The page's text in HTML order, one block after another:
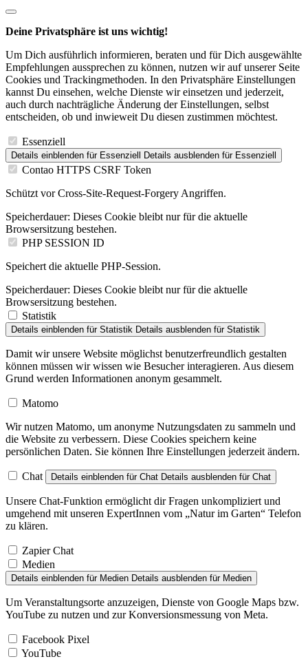
Deine Privatsphäre ist uns wichtig!
Um Dich ausführlich informieren, beraten und für Dich ausgewählte
Empfehlungen aussprechen zu können, nutzen wir auf unserer Seite
Cookies und Trackingmethoden. In den Privatsphäre Einstellungen
kannst Du einsehen, welche Dienste wir einsetzen und jederzeit,
auch durch nachträgliche Änderung der Einstellungen, selbst
entscheiden, ob und inwieweit Du diesen zustimmen möchtest.
Essenziell
Details einblenden für Essenziell Details ausblenden für Essenziell
Contao HTTPS CSRF Token
Schützt vor Cross-Site-Request-Forgery Angriffen.
Speicherdauer: Dieses Cookie bleibt nur für die aktuelle
Browsersitzung bestehen.
PHP SESSION ID
Speichert die aktuelle PHP-Session.
Speicherdauer: Dieses Cookie bleibt nur für die aktuelle
Browsersitzung bestehen.
Statistik
Details einblenden für Statistik Details ausblenden für Statistik
Damit wir unsere Website möglichst benutzerfreundlich gestalten
können müssen wir wissen wie Besucher interagieren. Aus diesem
Grund werden Informationen anonym gesammelt.
Matomo
Wir nutzen Matomo, um anonyme Nutzungsdaten zu sammeln und
die Website zu verbessern. Diese Cookies speichern keine
persönlichen Daten. Sie können Ihre Einstellungen jederzeit ändern.
Chat Details einblenden für Chat Details ausblenden für Chat
Unsere Chat-Funktion ermöglicht dir Fragen unkompliziert und
umgehend mit unseren ExpertInnen vom „Natur im Garten“ Telefon
zu klären.
Zapier Chat
Medien
Details einblenden für Medien Details ausblenden für Medien
Um Veranstaltungsorte anzuzeigen, Dienste von Google Maps bzw.
YouTube zu nutzen und zur Konversionsmessung von Meta.
Facebook Pixel
YouTube